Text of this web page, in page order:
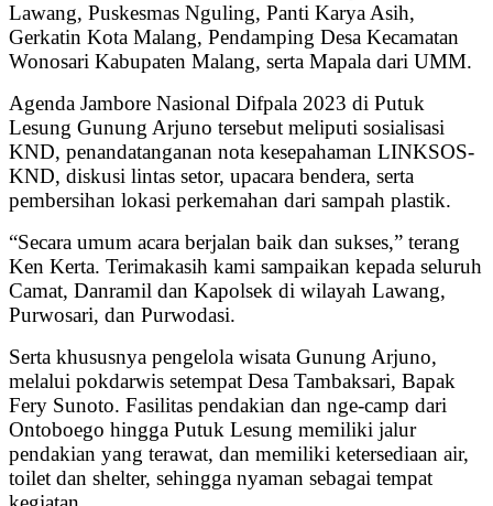
Lawang, Puskesmas Nguling, Panti Karya Asih,
Gerkatin Kota Malang, Pendamping Desa Kecamatan
Wonosari Kabupaten Malang, serta Mapala dari UMM.
Agenda Jambore Nasional Difpala 2023 di Putuk
Lesung Gunung Arjuno tersebut meliputi sosialisasi
KND, penandatanganan nota kesepahaman LINKSOS-
KND, diskusi lintas setor, upacara bendera, serta
pembersihan lokasi perkemahan dari sampah plastik.
“Secara umum acara berjalan baik dan sukses,” terang
Ken Kerta. Terimakasih kami sampaikan kepada seluruh
Camat, Danramil dan Kapolsek di wilayah Lawang,
Purwosari, dan Purwodasi.
Serta khususnya pengelola wisata Gunung Arjuno,
melalui pokdarwis setempat Desa Tambaksari, Bapak
Fery Sunoto. Fasilitas pendakian dan nge-camp dari
Ontoboego hingga Putuk Lesung memiliki jalur
pendakian yang terawat, dan memiliki ketersediaan air,
toilet dan shelter, sehingga nyaman sebagai tempat